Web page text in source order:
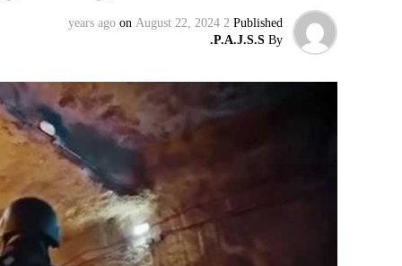
Published
2 years ago
on August 22, 2024
By
P.A.J.S.S.